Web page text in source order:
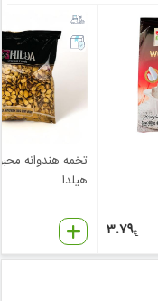
3.79€
تخمه هندوانه
هیلدا